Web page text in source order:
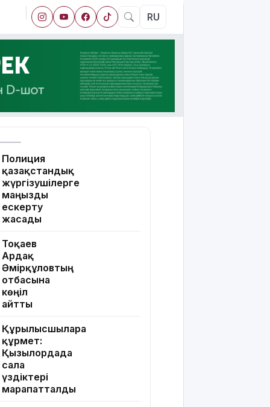
RU
Полиция
қазақстандық
жүргізушілерге
маңызды
ескерту
жасады
Тоқаев
Ардақ
Әмірқұловтың
отбасына
көңіл
айтты
Құрылысшыларға
құрмет:
Қызылордада
сала
үздіктері
марапатталды